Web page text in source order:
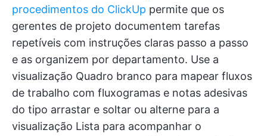
procedimentos do ClickUp permite que os
gerentes de projeto documentem tarefas
repetíveis com instruções claras passo a passo
e as organizem por departamento. Use a
visualização Quadro branco para mapear fluxos
de trabalho com fluxogramas e notas adesivas
do tipo arrastar e soltar ou alterne para a
visualização Lista para acompanhar o